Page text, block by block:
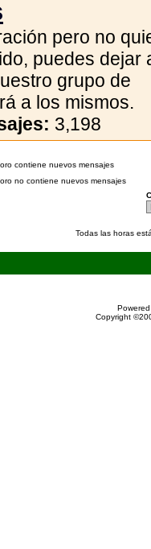
pero no
puedes dejar
grupo de
a los mismos.
3,198
contiene nuevos mensajes
no contiene nuevos mensajes
Todas las horas
Copyright